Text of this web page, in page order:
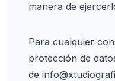
manera de
Para cualquier
protección de
de